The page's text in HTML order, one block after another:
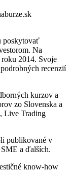
poskytovať
Na
2014. Svoje
recenzií
kurzov a
zo Slovenska a
Live Trading
publikované v
a ďalších.
know-how